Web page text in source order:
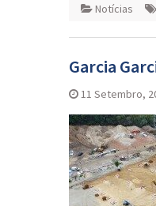
Notícias
Garcia
11 Setembro,